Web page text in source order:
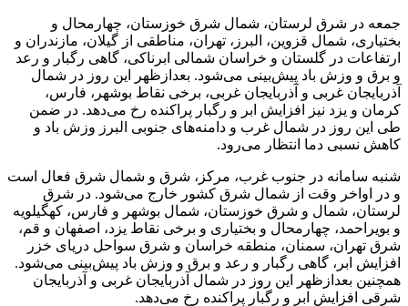
جمعه در شرق لرستان، شمال شرق خوزستان، چهارمحال و
بختیاری، شمال قزوین، البرز، تهران، مناطقی از گیلان، مازندران و
ارتفاعات در گلستان و خراسان شمالی ابرناکی، گاهی رگبار و رعد
و برق و وزش باد پیش‌بینی می‌شود. بعدازظهر این روز در شمال
آذربایجان غربی و آذربایجان غربی، برخی نقاط بوشهر، فارس،
کرمان و یزد نیز افزایش ابر و رگبار پراکنده رخ می‌دهد. در ضمن
طی این روز در شمال غرب و دامنه‌های جنوبی البرز وزش باد و
کاهش نسبی دما انتظار می‌رود.
شنبه سامانه در جنوب غرب، مرکز، شرق و شمال شرق فعال است
و در اواخر وقت از شمال شرق کشور خارج می‌شود. در شرق
لرستان، شمال و شرق خوزستان، شمال بوشهر و فارس، کهگیلویه
و بویراحمد، چهارمحال و بختیاری و برخی نقاط یزد، اصفهان و قم،
شرق تهران، سمنان، منطقه خراسان و شرق سواحل دریای خزر
افزایش ابر، گاهی رگبار و رعد و برق و وزش باد پیش‌بینی می‌شود.
همچنین بعدازظهر این روز در شمال آذربایجان غربی و آذربایجان
شرقی افزایش ابر و رگبار پراکنده رخ می‌دهد.